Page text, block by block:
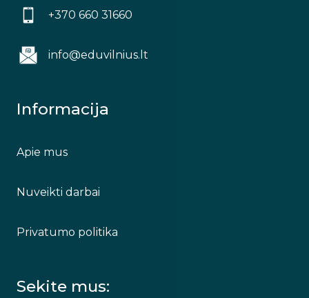
+370 660 31660
info@eduvilnius.lt
Informacija
Apie mus
Nuveikti darbai
Privatumo politika
Sekite mus: